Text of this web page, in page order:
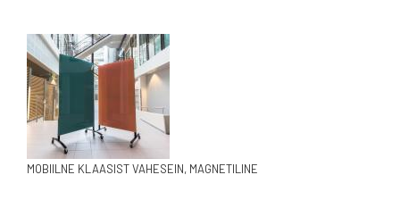
MOBIILNE KLAASIST VAHESEIN, MAGNETILINE